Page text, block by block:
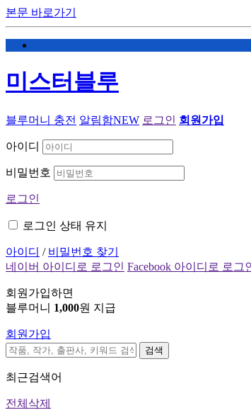
본문 바로가기
미스터블루
블루머니 충전 알림함NEW 로그인 회원가입
아이디
비밀번호
로그인
로그인 상태 유지
아이디 / 비밀번호 찾기
네이버 아이디로 로그인 Facebook 아이디로 로그
회원가입하면
블루머니 1,000원 지급
회원가입
검색
최근검색어
전체삭제